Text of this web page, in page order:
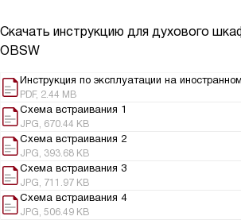
Скачать инструкцию для духового
OBSW
Инструкция по эксплуатации на
PDF, 2.44 MB
Схема встраивания 1
JPG, 670.44 KB
Схема встраивания 2
JPG, 393.68 KB
Схема встраивания 3
JPG, 711.97 KB
Схема встраивания 4
JPG, 506.49 KB